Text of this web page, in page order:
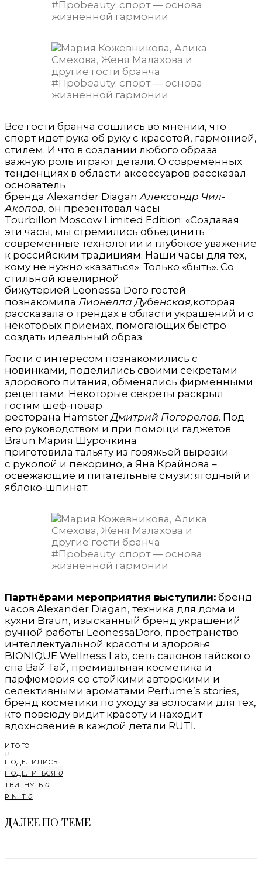
Все гости бранча сошлись во мнении, что
спорт идёт рука об руку с красотой, гармонией,
стилем. И что в создании любого образа
важную роль играют детали. О современных
тенденциях в области аксессуаров рассказал
основатель
бренда Alexander Diagan Александр Чил-
Акопов, он презентовал часы
Tourbillon Moscow Limited Edition: «Создавая
эти часы, мы стремились объединить
современные технологии и глубокое уважение
к российским традициям. Наши часы для тех,
кому не нужно «казаться». Только «быть». Со
стильной ювелирной
бижутерией Leonessa Doro гостей
познакомилаЛионелла Дубенская,которая
рассказала о трендах в области украшений и о
некоторых приемах, помогающих быстро
создать идеальный образ.
Гости с интересом познакомились с
новинками, поделились своими секретами
здорового питания, обменялись фирменными
рецептами. Некоторые секреты раскрыл
гостям шеф-повар
ресторана HamsterДмитрий Погорелов. Под
его руководством и при помощи гаджетов
Braun Мария Шурочкина
приготовила тальяту из говяжьей вырезки
с руколой и пекорино, а Яна Крайнова –
освежающие и питательные смузи: ягодный и
яблоко-шпинат.
Партнёрами мероприятия выступили: бренд
часов Alexander Diagan, техника для дома и
кухни Braun, изысканный бренд украшений
ручной работы LeonessaDoro, пространство
интеллектуальной красоты и здоровья
BIONIQUE Wellness Lab, сеть салонов тайского
спа Вай Тай, премиальная косметика и
парфюмерия со стойкими авторскими и
селективными ароматами Perfume’s stories,
бренд косметики по уходу за волосами для тех,
кто повсюду видит красоту и находит
вдохновение в каждой детали RUTI.
ИТОГО
0
ПОДЕЛИЛИСЬ
ПОДЕЛИТЬСЯ 0
ТВИТНУТЬ 0
PIN IT 0
ДАЛЕЕ ПО ТЕМЕ